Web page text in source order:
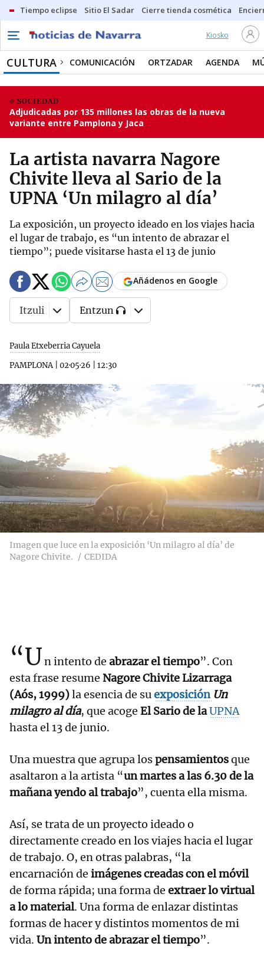
Tiempo eclipse Sitio El Sadar Cierre tienda cosmética
Kiosko
CULTURA COMUNICACIÓN ORTZADAR AGENDA
SOCIEDAD
Adjudicadas por 135 millones las obras de la nueva
variante entre Pamplona y Jaca
La artista navarra Nagore
Chivite lleva al Sario de la
UPNA ‘Un milagro al día’
La exposición, un proyecto ideado en los viajes hacia
el lugar de trabajo, es “un intento de abrazar el
tiempo”; puede visitarse hasta el 13 de junio
Paula Etxeberria Cayuela
PAMPLONA| 02·05·26 12:30
Añádenos en Google
Itzuli Entzun
Imagen que luce en la exposición ‘Un milagro al día’ de
Nagore Chivite.
CEDIDA
“Un intento de abrazar el tiempo”. Con
esta frase resume Nagore Chivite Lizarraga
(Aós, 1999)la esencia de suexposición Un
milagro al día, que acoge El Sario de laUPNA
hasta el 13 de junio.
Una muestra que agrupa lospensamientosque
asaltaron a la artista “un martes a las 6.30 de la
mañana yendo al trabajo”, cuenta ella misma.
Así, se trata de un proyecto ideado o
directamente creado en los viajes hacia el lugar
de trabajo. O, en otras palabras, “la
encarnación de imágenes creadas con el móvil
de forma rápida; una forma de extraer lo virtual
a lo material. Una forma de enlazar distintas
formas de hacer y distintos momentos de mi
vida. Un intento de abrazar el tiempo”.